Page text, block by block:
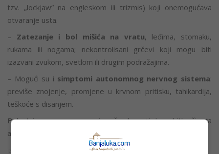
tzv. „lockjaw” na engleskom ili trizmis) koji onemogućava
otvaranje usta.
– Zatezanje i bol mišića na vratu, leđima, stomaku,
rukama ili nogama; nekontrolisani grčevi koji mogu biti
izazvani zvukom, svetlom ili drugim podražajima.
– Mogući su i simptomi autonomnog nervnog sistema:
previše znojenje, promjene u krvnom pritisku, tahikardija,
teškoće s disanjem.
Bolest jeveoma opasnai može dovesti do gubitka života
ako se ne tretira.
Smrtnost je visoka